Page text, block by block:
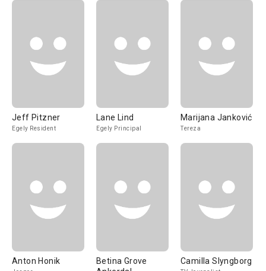
Jeff Pitzner
Egely Resident
Lane Lind
Egely Principal
Marijana Janković
Tereza
Anton Honik
Betina Grove
Camilla Slyngborg